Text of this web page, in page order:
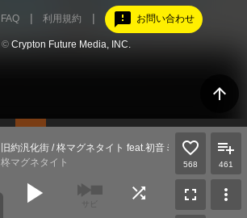
arrow_upward
FAQ 利用規約 feedback お問い合わせ
© Crypton Future Media, INC.
旧約汎化街 / 柊マグネタイト feat.初音ミク
柊マグネタイト
play_arrow サビ
shuffle
568 461
fullscreen more_vert